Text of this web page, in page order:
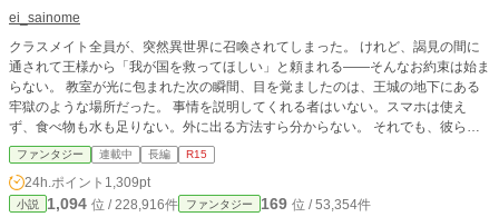
ei_sainome
クラスメイト全員が、突然異世界に召喚されてしまった。 けれど、謁見の間に
通されて王様から「我が国を救ってほしい」と頼まれる――そんなお約束は始ま
らない。 教室が光に包まれた次の瞬間、目を覚ましたのは、王城の地下にある
牢獄のような場所だった。 事情を説明してくれる者はいない。スマホは使え
ず、食べ物も水も足りない。外に出る方法すら分からない。 それでも、彼らの
身体には異世界に適応するための変化が起きていた。 鑑定、収納、結界、回
復、転移、念力、魔術――身に覚えのない力を手に入れたクラスメイトたちは、
戸惑いながらも地下遺跡からの脱出を目指す。 人間不信で集団行動が苦手な乃
愛。 自由奔放で謎の不登校生・沙奈。 クラスの中で孤立していた二人は、互い
ファンタジー 連載中 長編 R15
24h.ポイント 1,309pt
小説 1,094 位 / 228,916件 ファンタジー 169 位 / 53,354件